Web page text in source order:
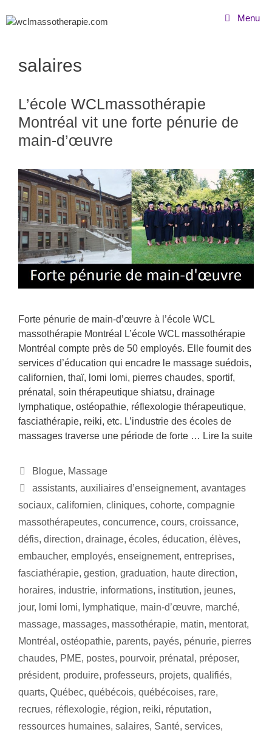
Menu
salaires
L’école WCLmassothérapie
Montréal vit une forte pénurie de
main-d’œuvre
Forte pénurie de main-d’œuvre à l’école WCL
massothérapie Montréal L’école WCL massothérapie
Montréal compte près de 50 employés. Elle fournit des
services d’éducation qui encadre le massage suédois,
californien, thaï, lomi lomi, pierres chaudes, sportif,
prénatal, soin thérapeutique shiatsu, drainage
lymphatique, ostéopathie, réflexologie thérapeutique,
fasciathérapie, reiki, etc. L’industrie des écoles de
massages traverse une période de forte … Lire la suite
Blogue, Massage
assistants, auxiliaires d’enseignement, avantages
sociaux, californien, cliniques, cohorte, compagnie
massothérapeutes, concurrence, cours, croissance,
défis, direction, drainage, écoles, éducation, élèves,
embaucher, employés, enseignement, entreprises,
fasciathérapie, gestion, graduation, haute direction,
horaires, industrie, informations, institution, jeunes,
jour, lomi lomi, lymphatique, main-d’œuvre, marché,
massage, massages, massothérapie, matin, mentorat,
Montréal , ostéopathie, parents, payés, pénurie, pierres
chaudes, PME, postes, pourvoir, prénatal , préposer,
président, produire, professeurs, projets, qualifiés,
quarts, Québec, québécois, québécoises, rare,
recrues, réflexologie, région, reiki, réputation,
ressources humaines, salaires, Santé, services,